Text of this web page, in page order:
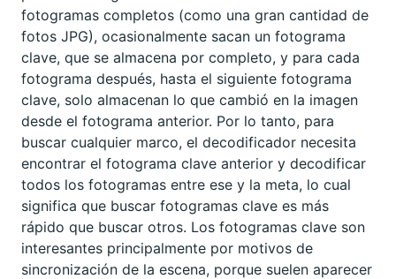
fotogramas completos (como una gran cantidad de
fotos JPG), ocasionalmente sacan un fotograma
clave, que se almacena por completo, y para cada
fotograma después, hasta el siguiente fotograma
clave, solo almacenan lo que cambió en la imagen
desde el fotograma anterior. Por lo tanto, para
buscar cualquier marco, el decodificador necesita
encontrar el fotograma clave anterior y decodificar
todos los fotogramas entre ese y la meta, lo cual
significa que buscar fotogramas clave es más
rápido que buscar otros. Los fotogramas clave son
interesantes principalmente por motivos de
sincronización de la escena, porque suelen aparecer